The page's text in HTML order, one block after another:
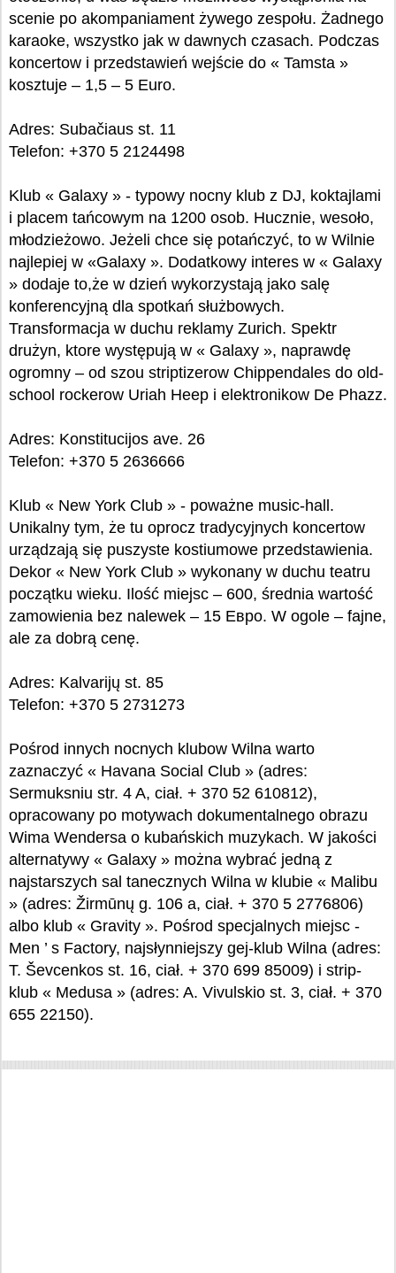
scenie po akompaniament żywego zespołu. Żadnego
karaoke, wszystko jak w dawnych czasach. Podczas
koncertow i przedstawień wejście do « Tamsta »
kosztuje – 1,5 – 5 Euro.
Adres: Subačiaus st. 11
Telefon: +370 5 2124498
Klub « Galaxy » - typowy nocny klub z DJ, koktajlami
i placem tańcowym na 1200 osob. Hucznie, wesoło,
młodzieżowo. Jeżeli chce się potańczyć, to w Wilnie
najlepiej w «Galaxy ». Dodatkowy interes w « Galaxy
» dodaje to,że w dzień wykorzystają jako salę
konferencyjną dla spotkań służbowych.
Transformacja w duchu reklamy Zurich. Spektr
drużyn, ktore występują w « Galaxy », naprawdę
ogromny – od szou striptizerow Chippendales do old-
school rockerow Uriah Heep i elektronikow De Phazz.
Adres: Konstitucijos ave. 26
Telefon: +370 5 2636666
Klub « New York Club » - poważne music-hall.
Unikalny tym, że tu oprocz tradycyjnych koncertow
urządzają się puszyste kostiumowe przedstawienia.
Dekor « New York Club » wykonany w duchu teatru
początku wieku. Ilość miejsc – 600, średnia wartość
zamowienia bez nalewek – 15 Евро. W ogole – fajne,
ale za dobrą cenę.
Adres: Kalvarijų st. 85
Telefon: +370 5 2731273
Pośrod innych nocnych klubow Wilna warto
zaznaczyć « Havana Social Club » (adres:
Sermuksniu str. 4 A, ciał. + 370 52 610812),
opracowany po motywach dokumentalnego obrazu
Wima Wendersa o kubańskich muzykach. W jakości
alternatywy « Galaxy » można wybrać jedną z
najstarszych sal tanecznych Wilna w klubie « Malibu
» (adres: Žirmūnų g. 106 a, ciał. + 370 5 2776806)
albo klub « Gravity ». Pośrod specjalnych miejsc -
Men ’ s Factory, najsłynniejszy gej-klub Wilna (adres:
T. Ševcenkos st. 16, ciał. + 370 699 85009) i strip-
klub « Medusa » (adres: A. Vivulskio st. 3, ciał. + 370
655 22150).